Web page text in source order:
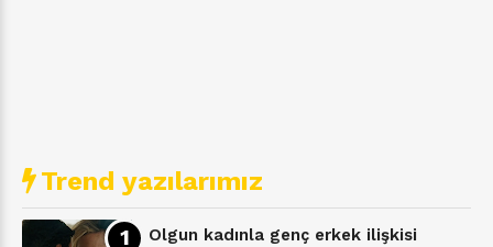
Trend yazılarımız
Olgun kadınla genç erkek ilişkisi